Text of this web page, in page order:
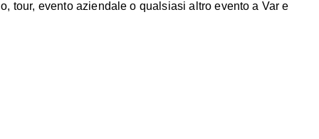
tour, evento aziendale o qualsiasi altro evento a Var e